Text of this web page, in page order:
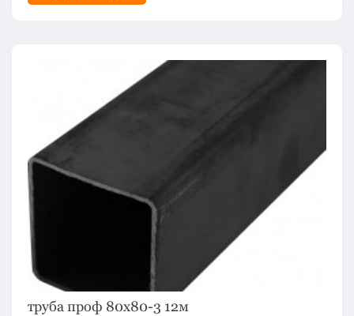
труба проф 80х80-3 12м